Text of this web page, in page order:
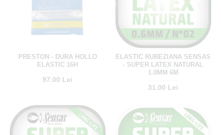
PRESTON - DURA HOLLO
ELASTIC 16H
97.00 Lei
ELASTIC RUBEZIANA SENSAS
- SUPER LATEX NATURAL
1.0MM 6M
31.00 Lei